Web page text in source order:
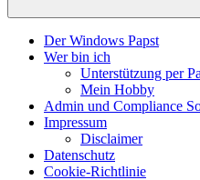
Der Windows Papst
Wer bin ich
Unterstützung per
Mein Hobby
Admin und Compliance
Impressum
Disclaimer
Datenschutz
Cookie-Richtlinie